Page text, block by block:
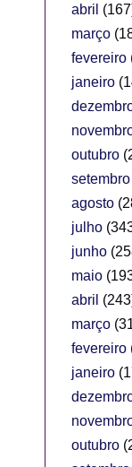
abril
março
fevereiro
janeiro
outubro
setembro
agosto
julho
junho
maio
abril
março
fevereiro
janeiro
outubro